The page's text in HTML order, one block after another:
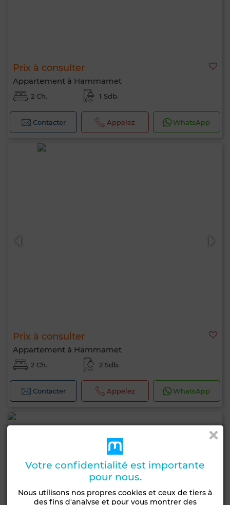
Prix à consulter
Appartement à Hammamet
2 Ch. 1 Sdb.
Contacter Appelez WhatsApp
Prix à consulter
Appartement à Hammamet
2 Ch. 2 Sdb.
Contacter Appelez WhatsApp
Votre confidentialité est importante
pour nous.
Nous utilisons nos propres cookies et ceux de tiers à
des fins d'analyse et pour vous montrer des